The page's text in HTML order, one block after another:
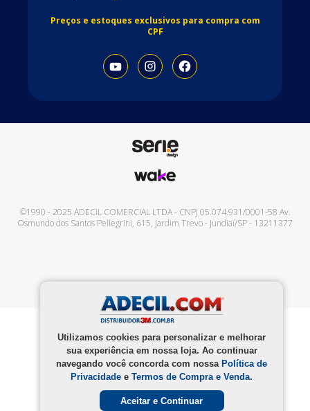
Utilizamos cookies para personalizar e melhorar
sua experiência em nossa loja. Ao continuar
navegando você concorda com nossa Política de
Privacidade e Termos de Compra e Venda.
Aceitar e Continuar
Preços e estoques exclusivos para compra com
CPF
©1990 - 2025 ADECIL COMERCIAL LTDA- CNPJ 05.074.931/0001-58 Av.
Osmundo dos Santos Pellegrini, 615, Jardim Trevo- Jundiaí/SP- 13211377